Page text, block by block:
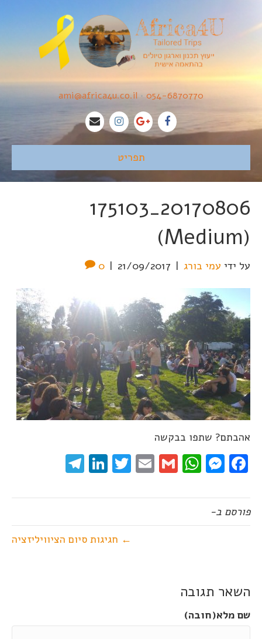
054-6870770
•
ami@africa4u.co.il
תפריט
20170806_175103
(Medium)
על ידי עמי בורג |
21/09/2017
|
0
אהבתם? שתפו בבקשה
Facebook
Messenger
WhatsApp
Gmail
Email
Twitter
LinkedIn
פורסם ב-
← חגיגות סיום הציוויליזציה
השאר תגובה
שם מלא(חובה)